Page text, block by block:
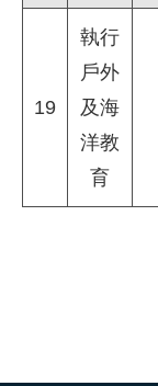
19
執行
戶外
及海
洋教
育